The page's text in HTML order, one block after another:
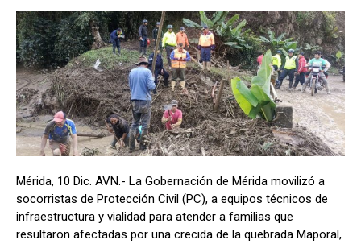
Mérida, 10 Dic. AVN.- La Gobernación de Mérida movilizó a
socorristas de Protección Civil (PC), a equipos técnicos de
infraestructura y vialidad para atender a familias que
resultaron afectadas por una crecida de la quebrada Maporal,